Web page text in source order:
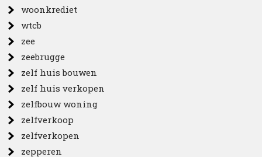
woonkrediet
wtcb
zee
zeebrugge
zelf huis bouwen
zelf huis verkopen
zelfbouw woning
zelfverkoop
zelfverkopen
zepperen